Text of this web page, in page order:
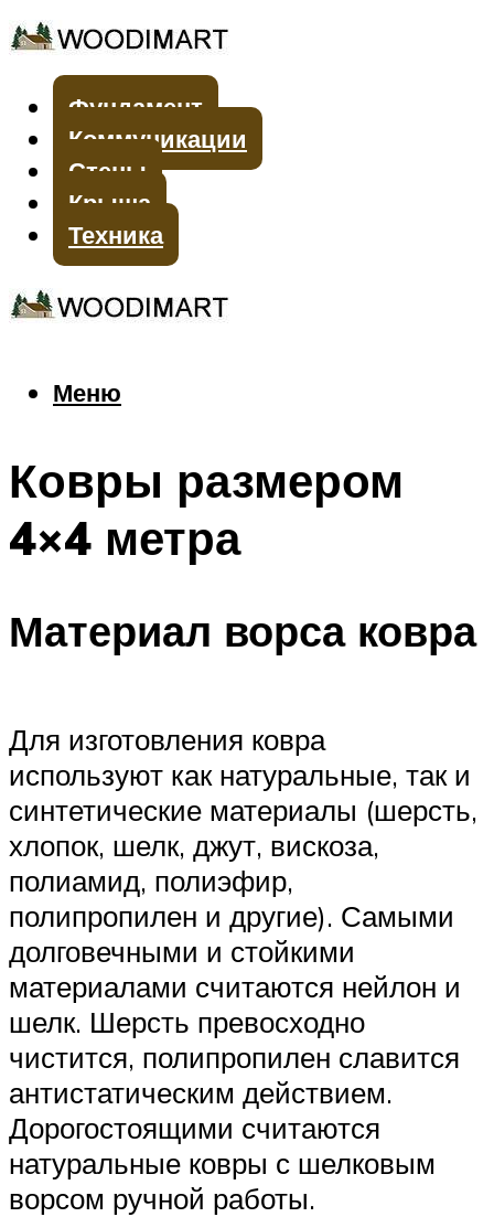
Фундамент
Коммуникации
Стены
Крыша
Техника
Меню
Меню
Ковры размером
4×4 метра
Материал ворса ковра
Для изготовления ковра
используют как натуральные, так и
синтетические материалы (шерсть,
хлопок, шелк, джут, вискоза,
полиамид, полиэфир,
полипропилен и другие). Самыми
долговечными и стойкими
материалами считаются нейлон и
шелк. Шерсть превосходно
чистится, полипропилен славится
антистатическим действием.
Дорогостоящими считаются
натуральные ковры с шелковым
ворсом ручной работы.